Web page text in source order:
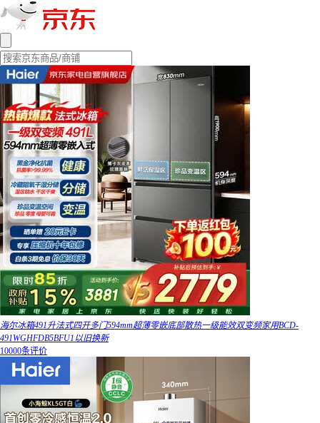
海尔冰箱491升法式四开多门594mm超薄零嵌底部散热一级能效双变频家用BCD-
491WGHFDB5BFU1以旧换新
10000条评价